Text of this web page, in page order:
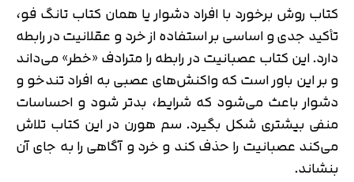
کتاب روش برخورد با افراد دشوار یا همان کتاب تانگ فو،
تأکید جدی و اساسی بر استفاده از خرد و عقلانیت در رابطه
دارد. این کتاب عصبانیت در رابطه را مترادف «خطر» می‌داند
و بر این باور است که واکنش‌های عصبی به افراد تندخو و
دشوار باعث می‌شود که شرایط، بدتر شود و احساسات
منفی بیشتری شکل بگیرد. سم هورن در این کتاب تلاش
می‌کند عصبانیت را حذف کند و خرد و آگاهی را به جای آن
بنشاند.